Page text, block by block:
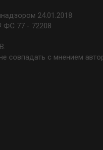
24.01.2018
ФС 77 - 72208
совпадать с мнением